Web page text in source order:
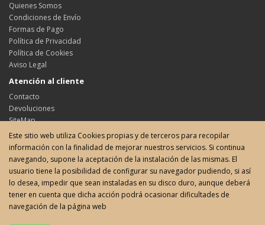
Quienes Somos
Condiciones de Envío
Formas de Pago
Política de Privacidad
Política de Cookies
Aviso Legal
Atención al cliente
Contacto
Devoluciones
SiteMap
Su cuenta
Su cuenta
Historial de pedidos
Favoritos
Boletín de noticias
Este sitio web utiliza Cookies propias y de terceros para recopilar
información con la finalidad de mejorar nuestros servicios. Si continua
navegando, supone la aceptación de la instalación de las mismas. El
usuario tiene la posibilidad de configurar su navegador pudiendo, si así
lo desea, impedir que sean instaladas en su disco duro, aunque deberá
tener en cuenta que dicha acción podrá ocasionar dificultades de
navegación de la página web